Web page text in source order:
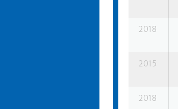
2018
2015
2018